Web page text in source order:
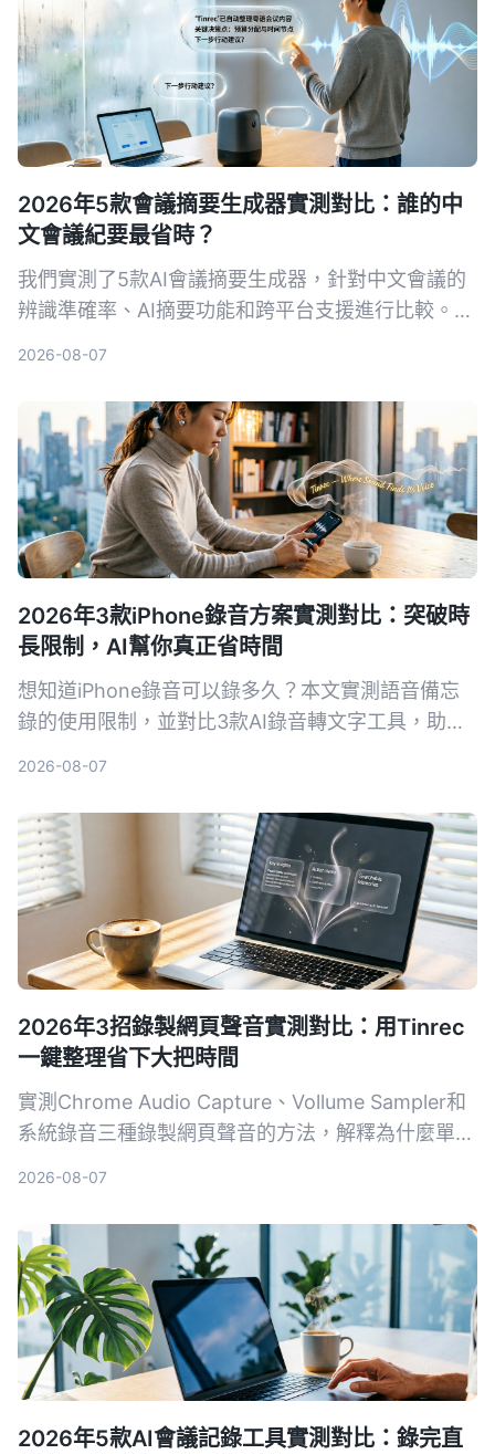
2026年5款會議摘要生成器實測對比：誰的中
文會議紀要最省時？
我們實測了5款AI會議摘要生成器，針對中文會議的
辨識準確率、AI摘要功能和跨平台支援進行比較。
2026-08-07
2026年3款iPhone錄音方案實測對比：突破時
長限制，AI幫你真正省時間
想知道iPhone錄音可以錄多久？本文實測語音備忘
錄的使用限制，並對比3款AI錄音轉文字工具，助你
2026-08-07
2026年3招錄製網頁聲音實測對比：用Tinrec
一鍵整理省下大把時間
實測Chrome Audio Capture、Vollume Sampler和
系統錄音三種錄製網頁聲音的方法，解釋為什麼單純
2026-08-07
2026年5款AI會議記錄工具實測對比：錄完直